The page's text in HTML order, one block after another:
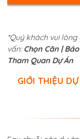
*Quý khách vui
vấn: Chọn Căn |
Tham Quan Dự Án
GIỚI THIỆU